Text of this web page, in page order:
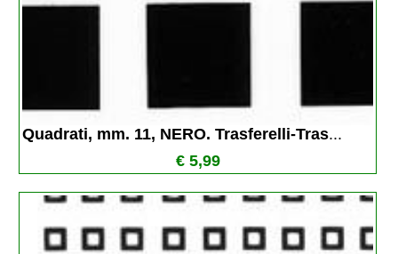
Quadrati, mm. 11, NERO. Trasferelli-Tras...
€ 5,99